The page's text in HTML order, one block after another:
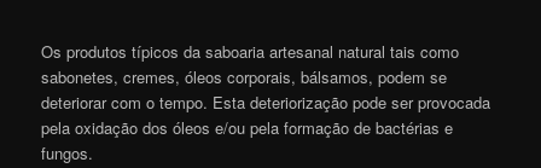
Os produtos típicos da saboaria artesanal natural tais como
sabonetes, cremes, óleos corporais, bálsamos, podem se
deteriorar com o tempo. Esta deteriorização pode ser provocada
pela oxidação dos óleos e/ou pela formação de bactérias e
fungos.